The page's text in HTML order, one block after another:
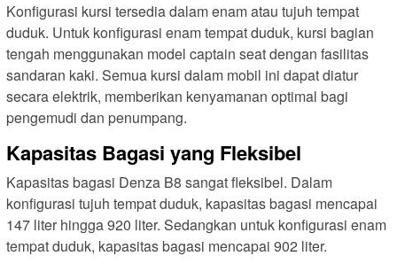
Konfigurasi kursi tersedia dalam enam atau tujuh tempat
duduk. Untuk konfigurasi enam tempat duduk, kursi bagian
tengah menggunakan model captain seat dengan fasilitas
sandaran kaki. Semua kursi dalam mobil ini dapat diatur
secara elektrik, memberikan kenyamanan optimal bagi
pengemudi dan penumpang.
Kapasitas Bagasi yang Fleksibel
Kapasitas bagasi Denza B8 sangat fleksibel. Dalam
konfigurasi tujuh tempat duduk, kapasitas bagasi mencapai
147 liter hingga 920 liter. Sedangkan untuk konfigurasi enam
tempat duduk, kapasitas bagasi mencapai 902 liter.